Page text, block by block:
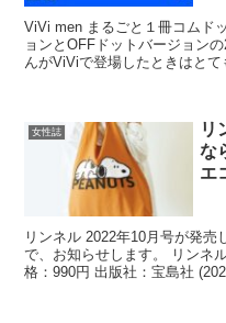
ViVi men まるごと１冊コムド
ョンとOFFドットバージョン
んがViViで登場したときはと
女性誌
リ
な
エ
リンネル 2022年10月号が発
で、お知らせします。 リンネ
格：990円 出版社：宝島社